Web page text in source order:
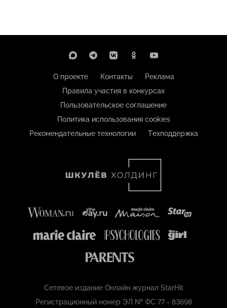
О проекте Контакты
Реклама
Правила участия в конкурсах
Пользовательское соглашение
Политика использования cookies
Рекомендательные технологии
Техподдержка
Сетевое издание Онлайн журнал StarHit
Регистрационный номер ЭЛ № ФС 77 - 83698